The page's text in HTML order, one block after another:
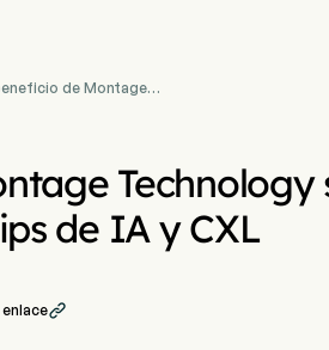
de Montage
Technology
de IA y CXL
